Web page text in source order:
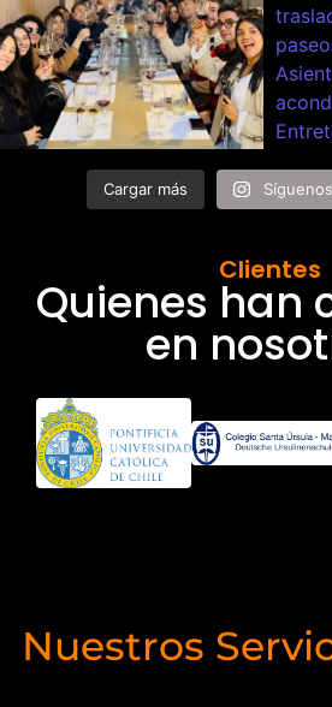
Cargar más
Clientes
Quienes han
en
Nuestros